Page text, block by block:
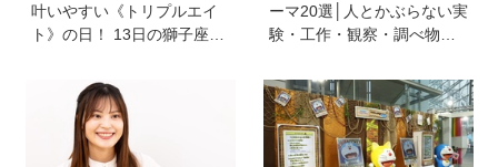
叶いやすい《トリプルエイ
ト》の日！ 13日の獅子座の
ーマ20選│人とかぶらない実
験・工作・観察・調べ物の